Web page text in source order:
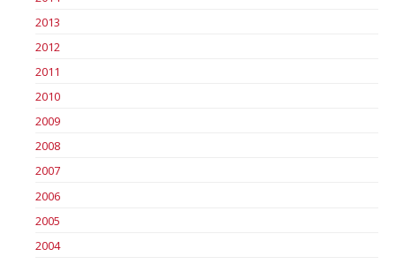
2013
2012
2011
2010
2009
2008
2007
2006
2005
2004